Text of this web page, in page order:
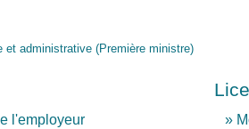
et administrative (Première ministre)
l'employeur